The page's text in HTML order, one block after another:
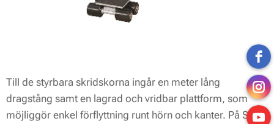
Till de styrbara skridskorna ingår en meter lång
dragstång samt en lagrad och vridbar plattform, som
möjliggör enkel förflyttning runt hörn och kanter. På ST60